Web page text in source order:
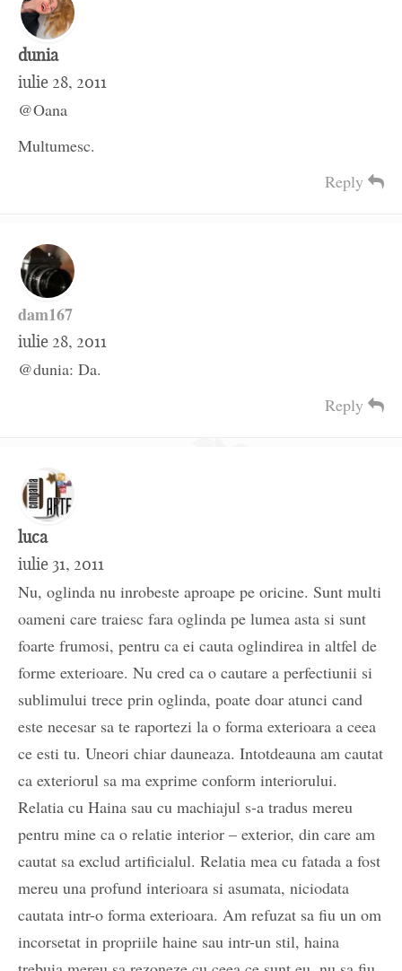
dunia
iulie 28, 2011
@Oana
Multumesc.
Reply
dam167
iulie 28, 2011
@dunia: Da.
Reply
luca
iulie 31, 2011
Nu, oglinda nu inrobeste aproape pe oricine. Sunt multi
oameni care traiesc fara oglinda pe lumea asta si sunt
foarte frumosi, pentru ca ei cauta oglindirea in altfel de
forme exterioare. Nu cred ca o cautare a perfectiunii si
sublimului trece prin oglinda, poate doar atunci cand
este necesar sa te raportezi la o forma exterioara a ceea
ce esti tu. Uneori chiar dauneaza. Intotdeauna am cautat
ca exteriorul sa ma exprime conform interiorului.
Relatia cu Haina sau cu machiajul s-a tradus mereu
pentru mine ca o relatie interior – exterior, din care am
cautat sa exclud artificialul. Relatia mea cu fatada a fost
mereu una profund interioara si asumata, niciodata
cautata intr-o forma exterioara. Am refuzat sa fiu un om
incorsetat in propriile haine sau intr-un stil, haina